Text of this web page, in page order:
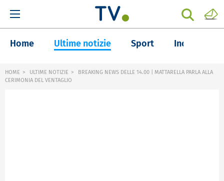
Home Ultime notizie Sport Inchieste
HOME ULTIME NOTIZIE
BREAKING NEWS DELLE 14.00 | MATTARELLA PARLA ALLA
CERIMONIA DEL VENTAGLIO